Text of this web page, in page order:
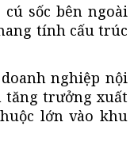
cú sốc bên ngoài
tính cấu trúc
nghiệp nội
tăng trưởng xuất
lớn vào khu